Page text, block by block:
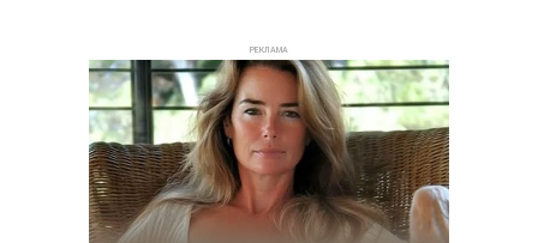
РЕКЛАМА